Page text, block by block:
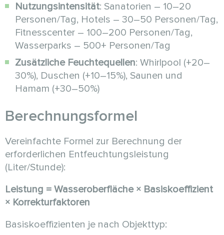
Nutzungsintensität: Sanatorien – 10–20
Personen/Tag, Hotels – 30–50 Personen/Tag,
Fitnesscenter – 100–200 Personen/Tag,
Wasserparks – 500+ Personen/Tag
Zusätzliche Feuchtequellen: Whirlpool (+20–
30%), Duschen (+10–15%), Saunen und
Hamam (+30–50%)
Berechnungsformel
Vereinfachte Formel zur Berechnung der
erforderlichen Entfeuchtungsleistung
(Liter/Stunde):
Leistung = Wasseroberfläche × Basiskoeffizient
× Korrekturfaktoren
Basiskoeffizienten je nach Objekttyp: